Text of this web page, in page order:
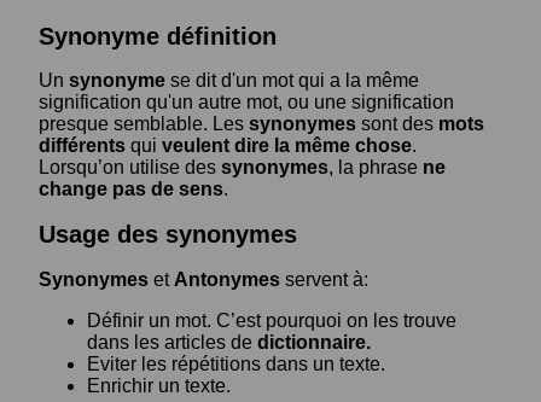
Synonyme définition
Un synonyme se dit d'un mot qui a la même
signification qu'un autre mot, ou une signification
presque semblable. Les synonymes sont des mots
différents qui veulent dire la même chose.
Lorsqu’on utilise des synonymes, la phrase ne
change pas de sens.
Usage des synonymes
Synonymes et Antonymes servent à:
Définir un mot. C’est pourquoi on les trouve
dans les articles de dictionnaire.
Eviter les répétitions dans un texte.
Enrichir un texte.